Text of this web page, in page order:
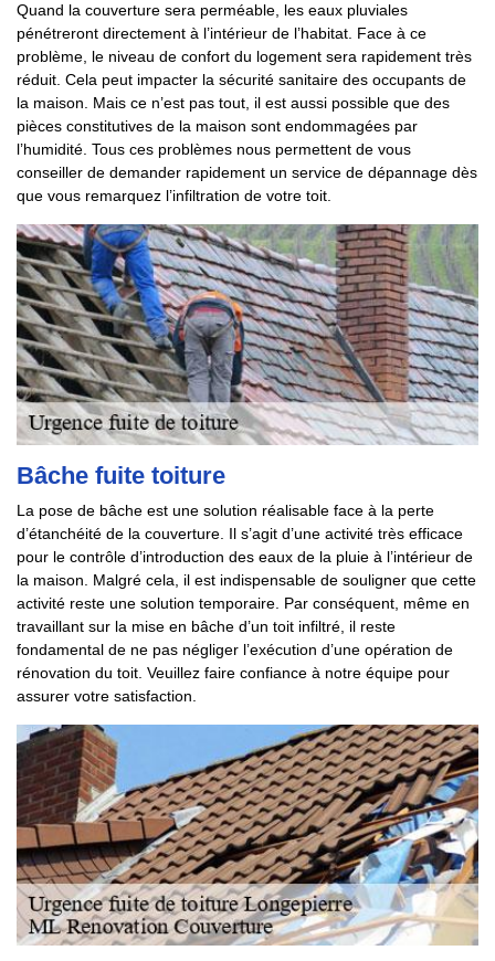
Quand la couverture sera perméable, les eaux pluviales
pénétreront directement à l’intérieur de l’habitat. Face à ce
problème, le niveau de confort du logement sera rapidement très
réduit. Cela peut impacter la sécurité sanitaire des occupants de
la maison. Mais ce n’est pas tout, il est aussi possible que des
pièces constitutives de la maison sont endommagées par
l’humidité. Tous ces problèmes nous permettent de vous
conseiller de demander rapidement un service de dépannage dès
que vous remarquez l’infiltration de votre toit.
Bâche fuite toiture
La pose de bâche est une solution réalisable face à la perte
d’étanchéité de la couverture. Il s’agit d’une activité très efficace
pour le contrôle d’introduction des eaux de la pluie à l’intérieur de
la maison. Malgré cela, il est indispensable de souligner que cette
activité reste une solution temporaire. Par conséquent, même en
travaillant sur la mise en bâche d’un toit infiltré, il reste
fondamental de ne pas négliger l’exécution d’une opération de
rénovation du toit. Veuillez faire confiance à notre équipe pour
assurer votre satisfaction.